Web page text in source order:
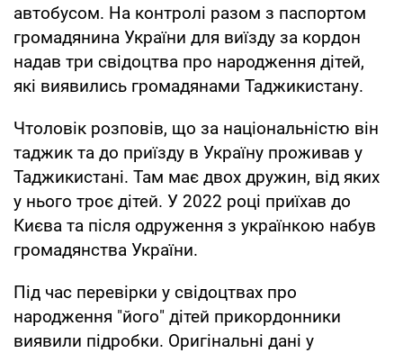
автобусом. На контролі разом з паспортом
громадянина України для виїзду за кордон
надав три свідоцтва про народження дітей,
які виявились громадянами Таджикистану.
Чтоловік розповів, що за національністю він
таджик та до приїзду в Україну проживав у
Таджикистані. Там має двох дружин, від яких
у нього троє дітей. У 2022 році приїхав до
Києва та після одруження з українкою набув
громадянства України.
Під час перевірки у свідоцтвах про
народження "його" дітей прикордонники
виявили підробки. Оригінальні дані у